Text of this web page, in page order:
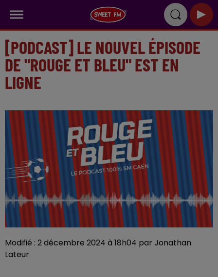
[PODCAST] LE NOUVEL ÉPISODE
DE "ROUGE ET BLEU" EST EN
LIGNE
Modifié : 2 décembre 2024 à 18h04 par Jonathan
Lateur